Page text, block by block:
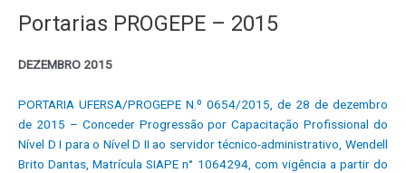
Portarias PROGEPE – 2015
DEZEMBRO 2015
PORTARIA UFERSA/PROGEPE N.º 0654/2015, de 28 de dezembro
de 2015 – Conceder Progressão por Capacitação Profissional do
Nível D I para o Nível D II ao servidor técnico-administrativo, Wendell
Brito Dantas, Matrícula SIAPE n° 1064294, com vigência a partir do